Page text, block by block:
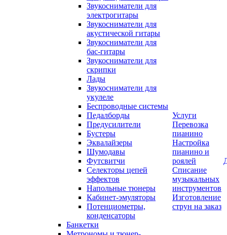
Звукосниматели для
электрогитары
Звукосниматели для
акустической гитары
Звукосниматели для
бас-гитары
Звукосниматели для
скрипки
Лады
Звукосниматели для
укулеле
Беспроводные системы
Педалборды
Предусилители
Бустеры
Эквалайзеры
Шумодавы
Футсвитчи
Селекторы цепей
эффектов
Напольные тюнеры
Кабинет-эмуляторы
Потенциометры,
конденсаторы
Банкетки
Услуги
Перевозка
пианино
Настройка
пианино и
роялей
Списание
музыкальных
инструментов
Изготовление
струн на заказ